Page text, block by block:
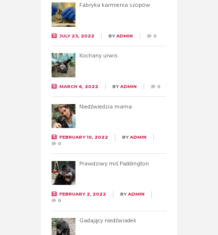
Fabryka karmienia szopów
JULY 23, 2022 BYADMIN 0
Kochany urwis
MARCH 6, 2022 BYADMIN 0
Niedźwiedzia mama
FEBRUARY 10, 2022 BYADMIN
0
Prawdziwy miś Paddington
FEBRUARY 2, 2022 BYADMIN
0
Gadający niedźwiadek